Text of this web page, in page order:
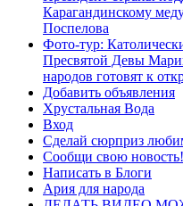
Карагандинскому
Поспелова
Фото-тур:
Пресвятой Девы
народов готовят к
Добавить объявления
Хрустальная Вода
Вход
Сделай сюрприз
Сообщи свою новость!
Написать в Блоги
Ария для народа